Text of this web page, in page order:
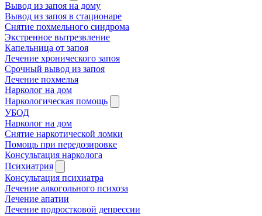
Вывод из запоя на дому
Вывод из запоя в стационаре
Снятие похмельного синдрома
Экстренное вытрезвление
Капельница от запоя
Лечение хронического запоя
Срочный вывод из запоя
Лечение похмелья
Нарколог на дом
Наркологическая помощь
УБОД
Нарколог на дом
Снятие наркотической ломки
Помощь при передозировке
Консультация нарколога
Психиатрия
Консультация психиатра
Лечение алкогольного психоза
Лечение апатии
Лечение подростковой депрессии